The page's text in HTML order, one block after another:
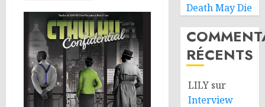
Death May Die
RÉCENTS
LILY sur
Interview